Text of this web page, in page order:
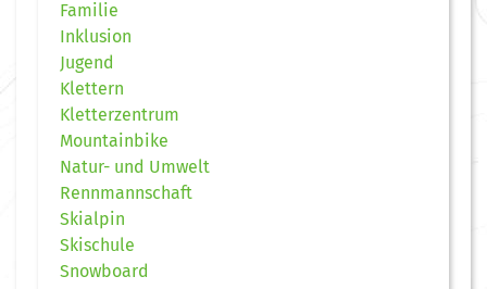
Familie
Inklusion
Jugend
Klettern
Kletterzentrum
Mountainbike
Natur- und Umwelt
Rennmannschaft
Skialpin
Skischule
Snowboard